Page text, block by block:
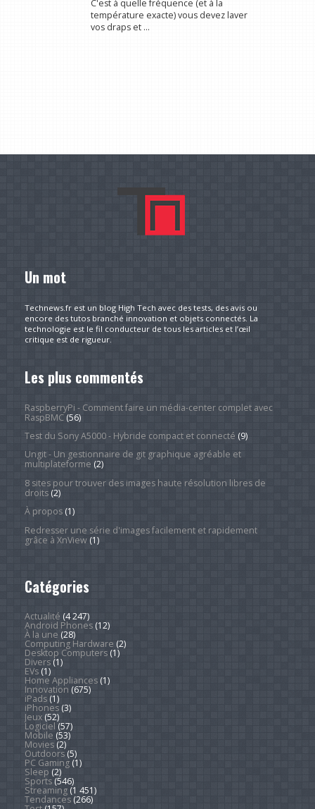
C'est à quelle fréquence (et à la
température exacte) vous devez laver
vos draps et ...
Un mot
Technews.fr est un blog High Tech avec des tests, des avis ou
encore des tutos branché innovation et objets connectés. La
technologie est le fil conducteur de tous les articles et l’œil
critique est de rigueur.
Les plus commentés
RaspberryPi - Comment faire un média-center complet avec
RaspBMC(56)
Test du Sony A5000 - Hybride compact et connecté (9)
Ungit - Un gestionnaire de git graphique agréable et
multiplateforme (2)
8 sites pour trouver des images haute résolution libres de
droits(2)
À propos(1)
Redresser une série d'images facilement et rapidement
grâce à XnView(1)
Catégories
Actualité (4 247)
Android Phones(12)
À la une (28)
Computing Hardware (2)
Desktop Computers(1)
Divers(1)
EVs(1)
Home Appliances(1)
Innovation (675)
iPads(1)
iPhones(3)
Jeux(52)
Logiciel (57)
Mobile (53)
Movies(2)
Outdoors(5)
PC Gaming(1)
Sleep (2)
Sports(546)
Streaming(1 451)
Tendances(266)